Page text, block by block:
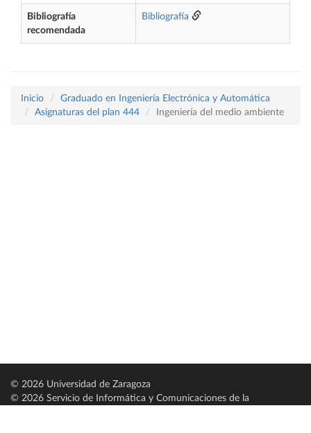
Bibliografía
recomendada
Bibliografía
Inicio
Graduado en Ingeniería Electrónica y Automática
Asignaturas del plan 444
Ingeniería del medio ambiente
© 2026 Universidad de Zaragoza
© 2026 Servicio de Informática y Comunicaciones de la